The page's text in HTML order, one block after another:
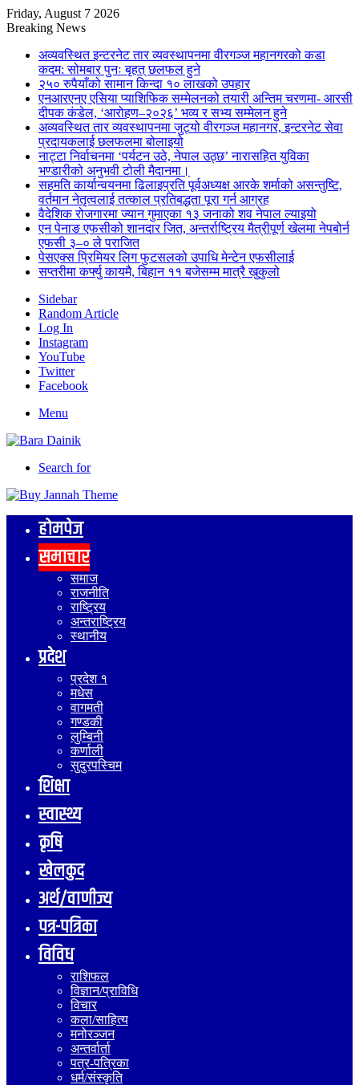
Friday, August 7 2026
Breaking News
अव्यवस्थित इन्टरनेट तार व्यवस्थापनमा वीरगञ्ज महानगरको कडा
कदम: सोमबार पुनः बृहत् छलफल हुने
२५० रुपैयाँको सामान किन्दा १० लाखको उपहार
एनआरएनए एसिया प्याशिफिक सम्मेलनको तयारी अन्तिम चरणमा- आरसी
दीपक कंडेल, ‘आरोहण–२०२६’ भव्य र सभ्य सम्मेलन हुने
अव्यवस्थित तार व्यवस्थापनमा जुट्यो वीरगञ्ज महानगर, इन्टरनेट सेवा
प्रदायकलाई छलफलमा बोलाइयो
नाट्टा निर्वाचनमा ‘पर्यटन उठे, नेपाल उठ्छ’ नारासहित युविका
भण्डारीको अनुभवी टोली मैदानमा।
सहमति कार्यान्वयनमा ढिलाइप्रति पूर्वअध्यक्ष आरके शर्माको असन्तुष्टि,
वर्तमान नेतृत्वलाई तत्काल प्रतिबद्धता पूरा गर्न आग्रह
वैदेशिक रोजगारमा ज्यान गुमाएका १३ जनाको शव नेपाल ल्याइयो
एन पेनाङ एफसीको शानदार जित, अन्तर्राष्ट्रिय मैत्रीपूर्ण खेलमा नेपबोर्न
एफसी ३–० ले पराजित
पेसएक्स प्रिमियर लिग फुटसलको उपाधि मेन्टेन एफसीलाई
सप्तरीमा कर्फ्यु कायमै, बिहान ११ बजेसम्म मात्रै खुकुलो
Sidebar
Random Article
Log In
Instagram
YouTube
Twitter
Facebook
Menu
Search for
होमपेज
समाचार
समाज
राजनीति
राष्ट्रिय
अन्तराष्ट्रिय
स्थानीय
प्रदेश
प्रदेश १
मधेस
वागमती
गण्डकी
लुम्बिनी
कर्णाली
सुदुरपस्चिम
शिक्षा
स्वास्थ्य
कृषि
खेलकुद
अर्थ/वाणीज्य
पत्र-पत्रिका
विविध
राशिफल
विज्ञान/प्राविधि
विचार
कला/साहित्य
मनोरञ्जन
अन्तर्वार्ता
पत्र-पत्रिका
धर्म/संस्कृति